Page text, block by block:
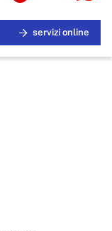
servizi online